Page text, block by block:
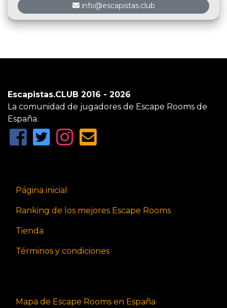
info@escapistas.club
Escapistas.CLUB 2016 - 2026
La comunidad de jugadores de Escape Rooms de
España.
Página inicial
Ranking de los mejores Escape Rooms
Tienda
Términos y condiciones
Mapa de Escape Rooms en España